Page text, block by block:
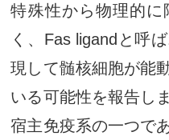
特殊性から物理的
く、Fas ligandと呼
現して髄核細胞が能
いる可能性を報告し
宿主免疫系の一つで